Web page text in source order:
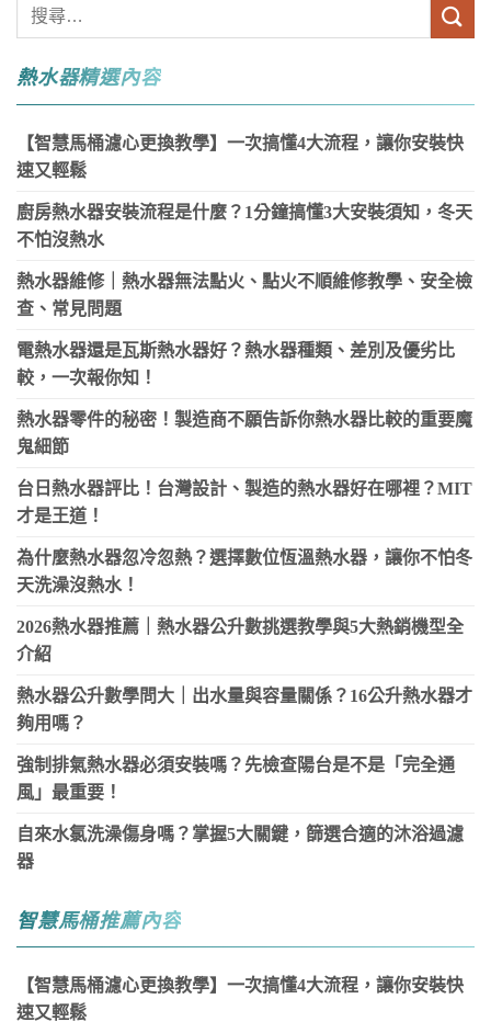
熱水器精選內容
【智慧馬桶濾心更換教學】一次搞懂4大流程，讓你安裝快
速又輕鬆
廚房熱水器安裝流程是什麼？1分鐘搞懂3大安裝須知，冬天
不怕沒熱水
熱水器維修｜熱水器無法點火、點火不順維修教學、安全檢
查、常見問題
電熱水器還是瓦斯熱水器好？熱水器種類、差別及優劣比
較，一次報你知！
熱水器零件的秘密！製造商不願告訴你熱水器比較的重要魔
鬼細節
台日熱水器評比！台灣設計、製造的熱水器好在哪裡？MIT
才是王道！
為什麼熱水器忽冷忽熱？選擇數位恆溫熱水器，讓你不怕冬
天洗澡沒熱水！
2026熱水器推薦｜熱水器公升數挑選教學與5大熱銷機型全
介紹
熱水器公升數學問大｜出水量與容量關係？16公升熱水器才
夠用嗎？
強制排氣熱水器必須安裝嗎？先檢查陽台是不是「完全通
風」最重要！
自來水氯洗澡傷身嗎？掌握5大關鍵，篩選合適的沐浴過濾
器
智慧馬桶推薦內容
【智慧馬桶濾心更換教學】一次搞懂4大流程，讓你安裝快
速又輕鬆